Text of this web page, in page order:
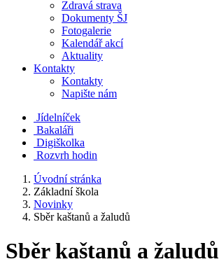
Zdravá strava
Dokumenty ŠJ
Fotogalerie
Kalendář akcí
Aktuality
Kontakty
Kontakty
Napište nám
Jídelníček
Bakaláři
Digiškolka
Rozvrh hodin
Úvodní stránka
Základní škola
Novinky
Sběr kaštanů a žaludů
Sběr kaštanů a žaludů